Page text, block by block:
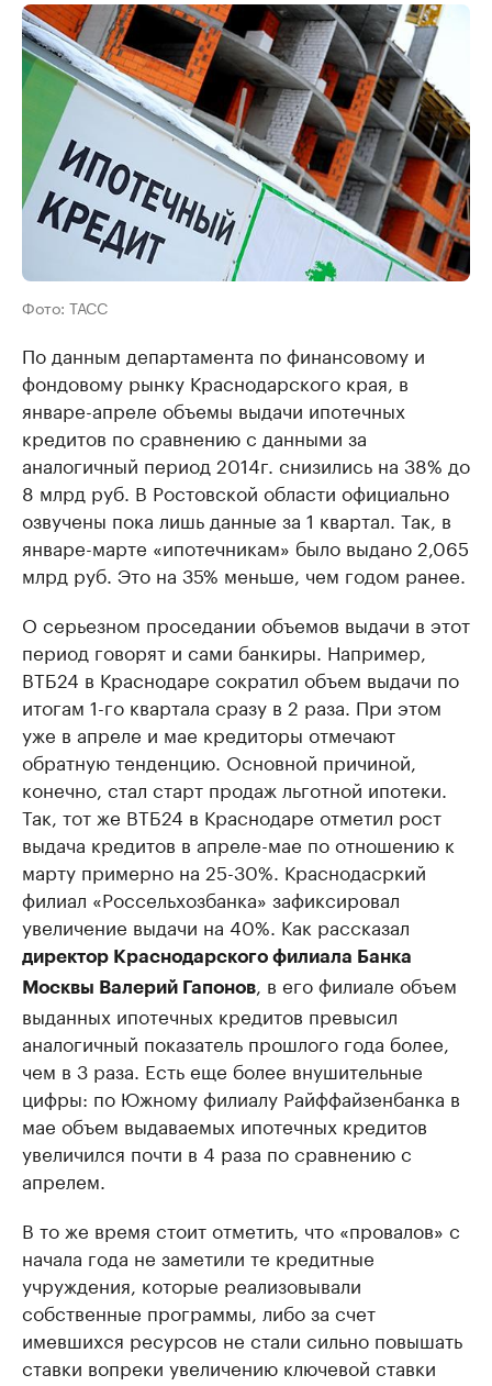
Фото: ТАСС
По данным департамента по финансовому и
фондовому рынку Краснодарского края, в
январе-апреле объемы выдачи ипотечных
кредитов по сравнению с данными за
аналогичный период 2014г. снизились на 38% до
8 млрд руб. В Ростовской области официально
озвучены пока лишь данные за 1 квартал. Так, в
январе-марте «ипотечникам» было выдано 2,065
млрд руб. Это на 35% меньше, чем годом ранее.
О серьезном проседании объемов выдачи в этот
период говорят и сами банкиры. Например,
ВТБ24 в Краснодаре сократил объем выдачи по
итогам 1-го квартала сразу в 2 раза. При этом
уже в апреле и мае кредиторы отмечают
обратную тенденцию. Основной причиной,
конечно, стал старт продаж льготной ипотеки.
Так, тот же ВТБ24 в Краснодаре отметил рост
выдача кредитов в апреле-мае по отношению к
марту примерно на 25-30%. Краснодасркий
филиал «Россельхозбанка» зафиксировал
увеличение выдачи на 40%. Как рассказал
директор Краснодарского филиала Банка
Москвы Валерий Гапонов, в его филиале объем
выданных ипотечных кредитов превысил
аналогичный показатель прошлого года более,
чем в 3 раза. Есть еще более внушительные
цифры: по Южному филиалу Райффайзенбанка в
мае объем выдаваемых ипотечных кредитов
увеличился почти в 4 раза по сравнению с
апрелем.
В то же время стоит отметить, что «провалов» с
начала года не заметили те кредитные
учруждения, которые реализовывали
собственные программы, либо за счет
имевшихся ресурсов не стали сильно повышать
ставки вопреки увеличению ключевой ставки